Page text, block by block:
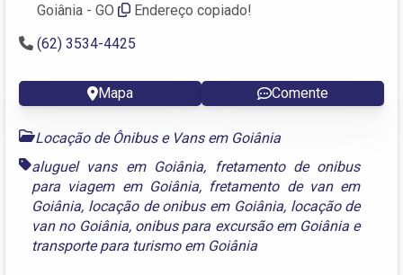
Goiânia - GO
Endereço copiado!
(62) 3534-4425
Mapa Comente
Locação de Ônibus e Vans em Goiânia
aluguel vans em Goiânia,
fretamento de onibus
para viagem em Goiânia, fretamento de van em
Goiânia, locação de onibus em Goiânia, locação de
van no Goiânia, onibus para excursão em Goiânia e
transporte para turismo em Goiânia